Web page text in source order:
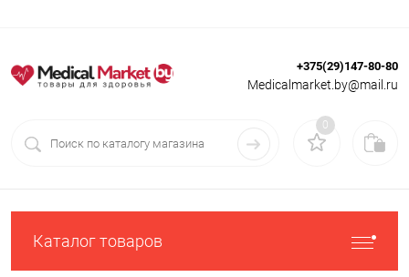
Вход Регистрация
+375(29)147-80-80
Medicalmarket.by@mail.ru
0
Каталог товаров